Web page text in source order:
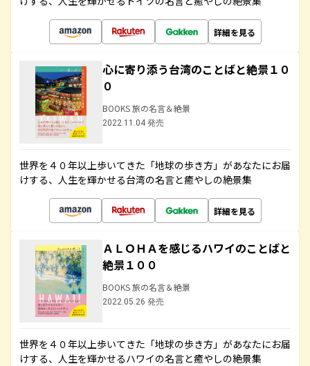
詳細を見る
心に寄り添う台湾のことばと絶景１０
０
BOOKS 旅の名言＆絶景
2022.11.04 発売
世界を４０年以上歩いてきた「地球の歩き方」があなたにお届
けする、人生を輝かせる台湾の名言と癒やしの絶景集
詳細を見る
ＡＬＯＨＡを感じるハワイのことばと
絶景１００
BOOKS 旅の名言＆絶景
2022.05.26 発売
世界を４０年以上歩いてきた「地球の歩き方」があなたにお届
けする、人生を輝かせるハワイの名言と癒やしの絶景集